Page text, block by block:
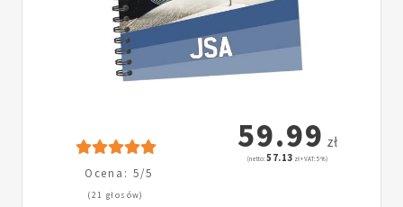
Ocena: 5/5
(21 głosów)
59.99 zł
(netto:57.13 zł + VAT: 5%)